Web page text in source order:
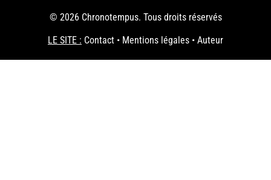
© 2026 Chronotempus. Tous droits réservés
LE SITE : Contact • Mentions légales • Auteur